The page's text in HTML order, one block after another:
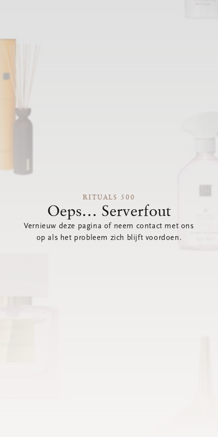
RITUALS 500
Oeps… Serverfout
Vernieuw deze pagina of neem contact met ons
op als het probleem zich blijft voordoen.